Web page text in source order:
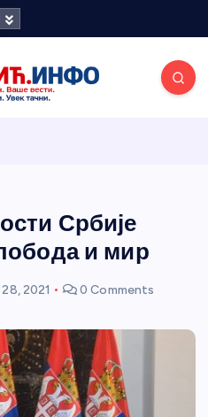
Србије
и мир
28, 2021 0 Comments